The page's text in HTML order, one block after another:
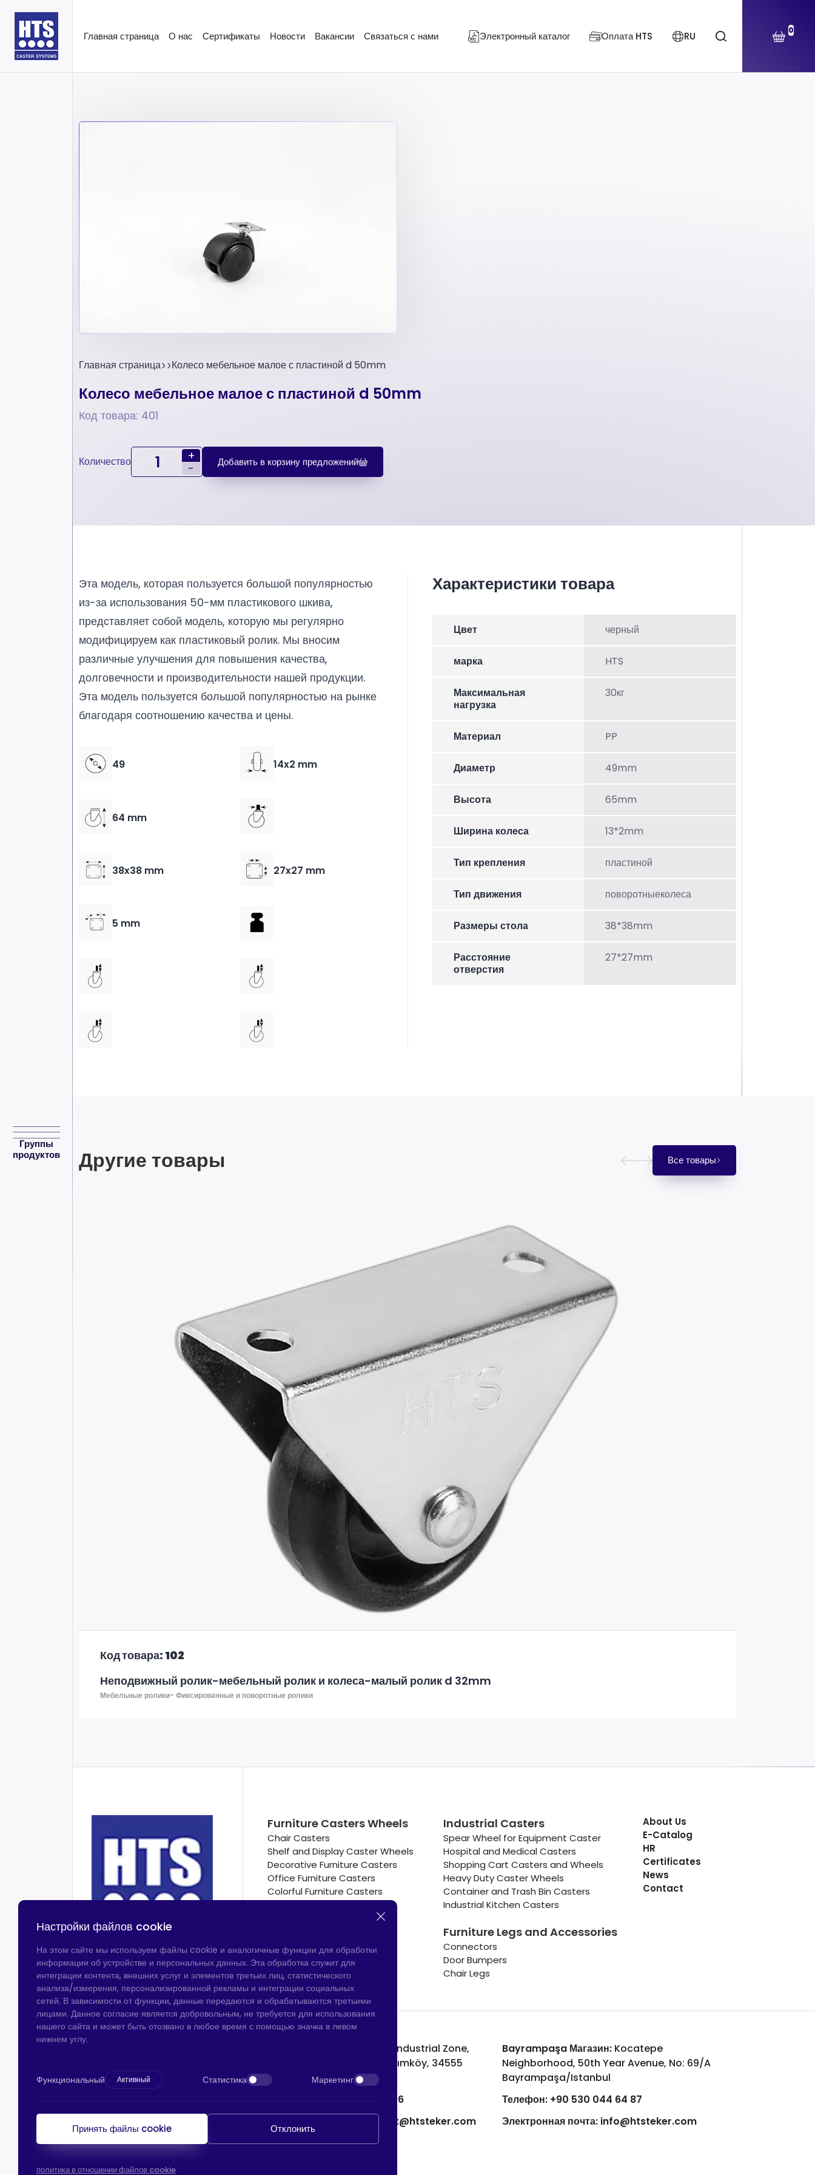
Главная страница О нас Сертификаты Новости Вакансии Связаться с нами Электронный каталог Оплата HTS RU 0
Группы
продуктов
Главная страница Колесо мебельное малое с пластиной d 50mm
Колесо мебельное малое с пластиной d 50mm
Код товара: 401
Количество
+
-
Добавить в корзину предложений
Эта модель, которая пользуется большой популярностью
из-за использования 50-мм пластикового шкива,
представляет собой модель, которую мы регулярно
модифицируем как пластиковый ролик. Мы вносим
различные улучшения для повышения качества,
долговечности и производительности нашей продукции.
Эта модель пользуется большой популярностью на рынке
благодаря соотношению качества и цены.
49 14x2 mm
64 mm
38x38 mm 27x27 mm
5 mm
Характеристики товара
Цвет черный
марка HTS
Максимальная
нагрузка
30кг
Материал PP
Диаметр 49mm
Высота 65mm
Ширина колеса 13*2mm
Тип крепления пластиной
Тип движения поворотныеколеса
Размеры стола 38*38mm
Расстояние
отверстия
27*27mm
Другие товары Все товары
Код товара: 102
Неподвижный ролик-мебельный ролик и колеса-малый ролик d 32mm
Мебельные ролики- Фиксированные и поворотные ролики
Furniture Casters Wheels
Chair Casters
Shelf and Display Caster Wheels
Decorative Furniture Casters
Office Furniture Casters
Colorful Furniture Casters
Cooler and Warmer Caster
Industrial Casters
Spear Wheel for Equipment Caster
Hospital and Medical Casters
Shopping Cart Casters and Wheels
Heavy Duty Caster Wheels
Container and Trash Bin Casters
Industrial Kitchen Casters
Furniture Legs and Accessories
Connectors
Door Bumpers
Chair Legs
About Us
E-Catalog
HR
Certificates
News
Contact
Atatürk Industrial Zone,
Uzunçayır Street, No:11 Hadımköy, 34555
Arnavutköy/Istanbul
+90 212 640 66 46
export@htsteker.com
Bayrampaşa Магазин:Kocatepe
Neighborhood, 50th Year Avenue, No: 69/A
Bayrampaşa/Istanbul
Телефон:+90 530 044 64 87
Электронная почта: info@htsteker.com
Настройки файлов cookie
На этом сайте мы используем файлы cookie и аналогичные функции для обработки
информации об устройстве и персональных данных. Эта обработка служит для
интеграции контента, внешних услуг и элементов третьих лиц, статистического
анализа/измерения, персонализированной рекламы и интеграции социальных
сетей. В зависимости от функции, данные передаются и обрабатываются третьими
лицами. Данное согласие является добровольным, не требуется для использования
нашего сайта и может быть отозвано в любое время с помощью значка в левом
нижнем углу.
Функциональный Активный Статистика Маркетинг
Принять файлы cookie Отклонить
политика в отношении файлов cookie